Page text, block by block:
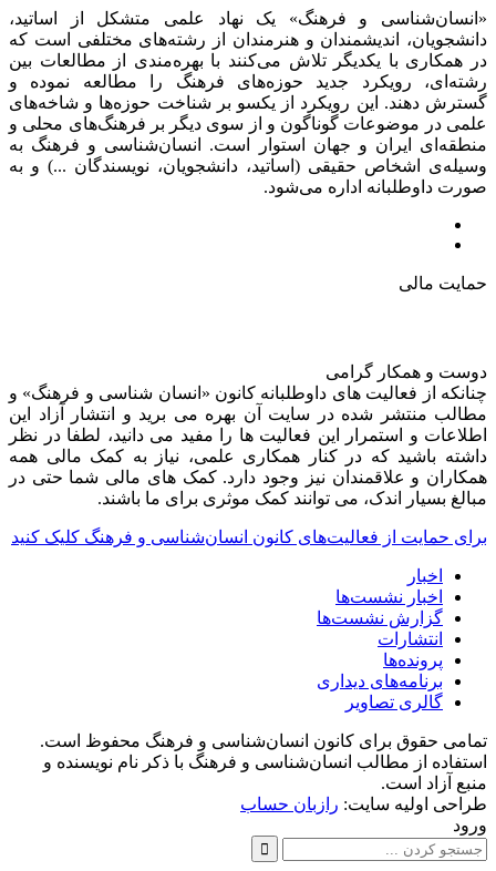
«انسان‌شناسی و فرهنگ» یک نهاد علمی متشکل از اساتید،
دانشجویان، اندیشمندان و هنرمندان از رشته‌های مختلفی است که
در همکاری با یکدیگر تلاش می‌کنند با بهره‌مندی از مطالعات بین
رشته‌ای، رویکرد جدید حوزه‌های فرهنگ را مطالعه نموده و
گسترش دهند. این رویکرد از یکسو بر شناخت حوزه‌ها و شاخه‌های
علمی در موضوعات گوناگون و از سوی دیگر بر فرهنگ‌های محلی و
منطقه‌ای ایران و جهان استوار است. انسان‌شناسی و فرهنگ به
وسیله‌ی اشخاص حقیقی (اساتید، دانشجویان، نویسندگان ...) و به
صورت داوطلبانه اداره می‌شود.
حمایت مالی
دوست و همکار گرامی
چنانکه از فعالیت های داوطلبانه کانون «انسان شناسی و فرهنگ» و
مطالب منتشر شده در سایت آن بهره می برید و انتشار آزاد این
اطلاعات و استمرار این فعالیت ها را مفید می دانید، لطفا در نظر
داشته باشید که در کنار همکاری علمی، نیاز به کمک مالی همه
همکاران و علاقمندان نیز وجود دارد. کمک های مالی شما حتی در
مبالغ بسیار اندک، می توانند کمک موثری برای ما باشند.
برای حمایت از فعالیت‌های کانون انسان‌شناسی و فرهنگ کلیک کنید
اخبار
اخبار نشست‌ها
گزارش نشست‌ها
انتشارات
پرونده‌ها
برنامه‌های دیداری
گالری تصاویر
تمامی حقوق برای کانون انسان‌شناسی و فرهنگ محفوظ است.
استفاده از مطالب انسان‌شناسی و فرهنگ با ذکر نام نویسنده و
منبع آزاد است.
طراحی اولیه سایت: رازبان حساب
ورود